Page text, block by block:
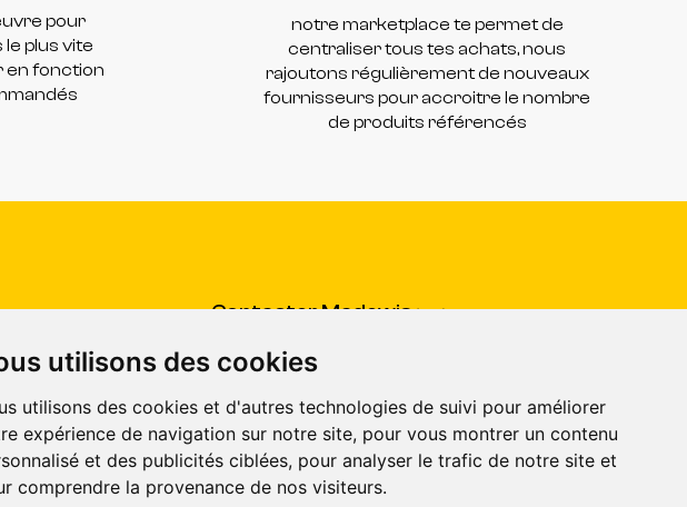
utilisons des cookies
utilisons des cookies et d'autres technologies de suivi pour améliorer
expérience de navigation sur notre site, pour vous montrer un contenu
et des publicités ciblées, pour analyser le trafic de notre site et
comprendre la provenance de nos visiteurs.
pour
plus vite
en fonction
notre marketplace te permet de
centraliser tous tes achats, nous
rajoutons régulièrement de nouveaux
fournisseurs pour accroitre le nombre
de produits référencés
Club
vendre
?
Contacter Madewis(SAV)
Centre d'aide
CGV